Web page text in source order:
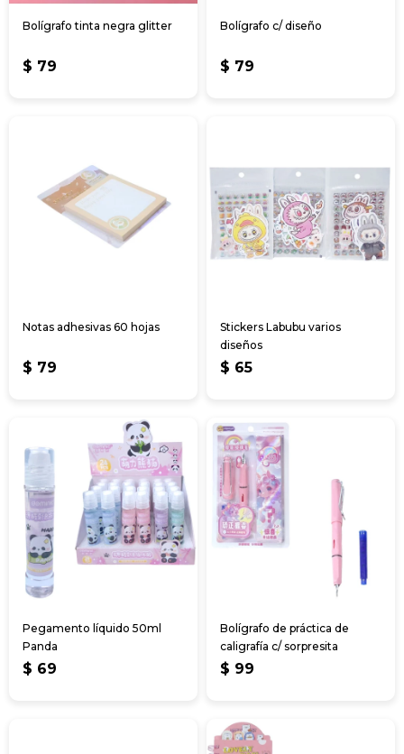
Bolígrafo tinta negra glitter
$ 79
Bolígrafo c/ diseño
$ 79
Notas adhesivas 60 hojas
$ 79
Stickers Labubu varios
diseños
$ 65
Pegamento líquido 50ml
Panda
$ 69
Bolígrafo de práctica de
caligrafía c/ sorpresita
$ 99